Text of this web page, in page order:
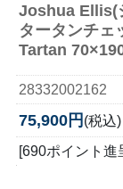
Joshua Ellis(
タータンチェ
Tartan
28332002162
75,900円 (税込)
[690ポイント進